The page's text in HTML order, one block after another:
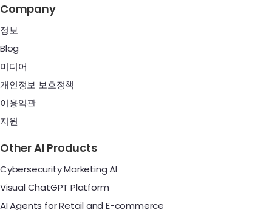
Company
정보
Blog
미디어
개인정보 보호정책
이용약관
지원
Other AI Products
Cybersecurity Marketing AI
Visual ChatGPT Platform
AI Agents for Retail and E-commerce